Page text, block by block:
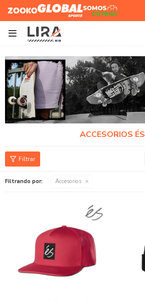
Zooko Global Sports
Somos
Futbol

ACCESORIOS ÉS
Filtrando por: Accesorios